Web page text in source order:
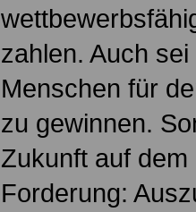
zahlen. Auch
Menschen für
zu gewinnen.
Zukunft auf
Forderung: